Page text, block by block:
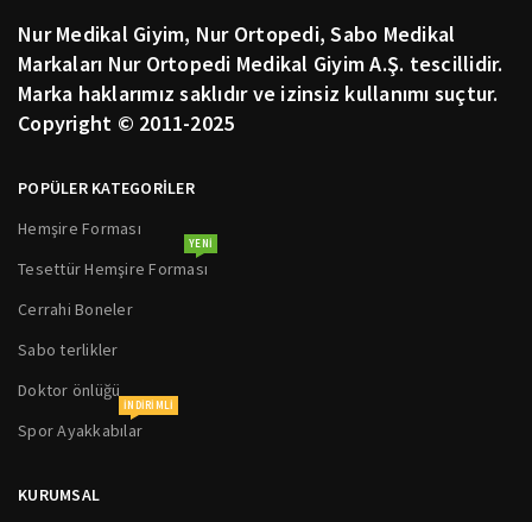
Nur Medikal Giyim, Nur Ortopedi, Sabo Medikal
Markaları Nur Ortopedi Medikal Giyim A.Ş. tescillidir.
Marka haklarımız saklıdır ve izinsiz kullanımı suçtur.
Copyright © 2011-2025
POPÜLER KATEGORİLER
Hemşire Forması
Tesettür Hemşire Forması
YENI
Cerrahi Boneler
Sabo terlikler
Doktor önlüğü
Spor Ayakkabılar
INDIRIMLI
KURUMSAL